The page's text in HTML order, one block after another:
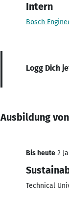
Intern
Bosch
Logg Dich
Ausbildung
Bis heute 2
Technical